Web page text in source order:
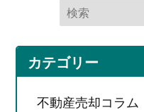
カテゴリー
不動産売却コラム